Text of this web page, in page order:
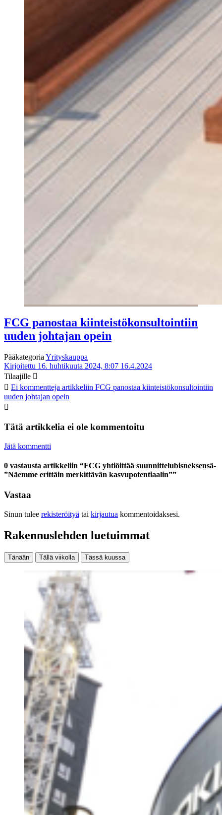
FCG panostaa kiinteistökonsultointiin
uuden johtajan opein
Pääkategoria Yrityskauppa
Kirjoitettu 16. huhtikuuta 2024, 8:07 16.4.2024
Tilaajille
Ei kommentteja artikkeliin FCG panostaa kiinteistökonsultointiin
uuden johtajan opein
Tätä artikkelia ei ole kommentoitu
Jätä kommentti
0 vastausta artikkeliin “FCG yhtiöittää suunnittelubisneksensä-
”Näemme erittäin merkittävän kasvupotentiaalin””
Vastaa
Sinun tulee rekisteröityä tai kirjautua kommentoidaksesi.
Rakennuslehden luetuimmat
Tänään Tällä viikolla Tässä kuussa